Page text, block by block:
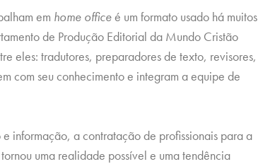
em home officeé um formato usado há muitos
de Produção Editorial da Mundo Cristão
eles: tradutores, preparadores de texto, revisores,
com seu conhecimento e integram a equipe de
informação, a contratação de profissionais para a
tornou uma realidade possível e uma tendência